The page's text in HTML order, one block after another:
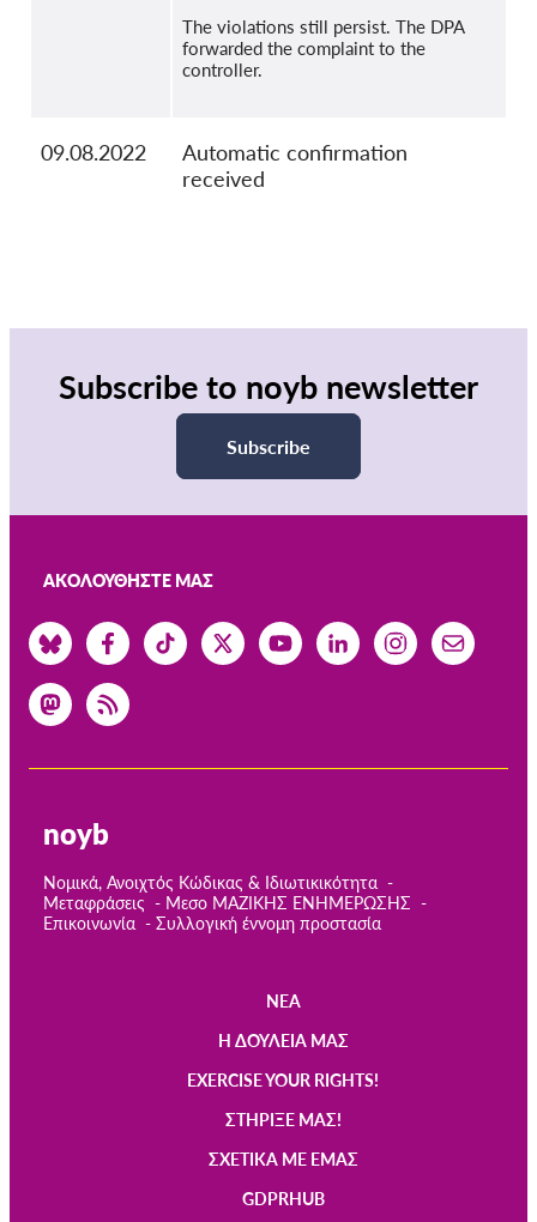
The violations still persist. The DPA
forwarded the complaint to the
controller.
09.08.2022
Automatic confirmation
received
Subscribe to noyb newsletter
Subscribe
ΑΚΟΛΟΥΘΉΣΤΕ ΜΑΣ
noyb
Νομικά, Ανοιχτός Κώδικας & Ιδιωτικικότητα
Μεταφράσεις
Μεσο ΜΑΖΙΚΗΣ ΕΝΗΜΕΡΩΣΗΣ
Επικοινωνία
Συλλογική έννομη προστασία
ΝΈΑ
Η ΔΟΥΛΕΙΆ ΜΑΣ
EXERCISE YOUR RIGHTS!
ΣΤΉΡΙΞΈ ΜΑΣ!
ΣΧΕΤΙΚΆ ΜΕ ΕΜΆΣ
GDPRHUB